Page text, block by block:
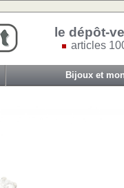
le dépôt-
articles
Bijoux et